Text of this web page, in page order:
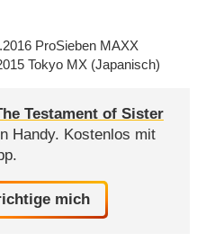
ProSieben MAXX
Tokyo MX (Japanisch)
Testament of Sister
Handy. Kostenlos mit
mich